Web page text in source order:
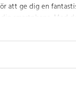
att ge dig en
smartphone. Med de
njuta av 3D-filmer,
virtuell verklighet
inställningar.
glasögonen